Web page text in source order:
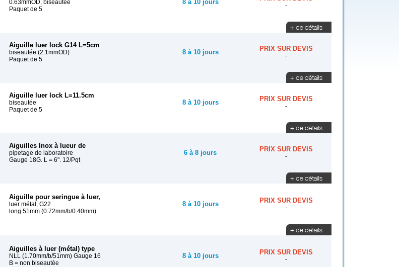
0.63mmOD, biseautée
Paquet de 5
8 à 10 jours -
Aiguille luer lock G14 L=5cm
biseautée (2.1mmOD)
Paquet de 5
8 à 10 jours PRIX SUR DEVIS
-
Aiguille luer lock L=11.5cm
biseautée
Paquet de 5
8 à 10 jours PRIX SUR DEVIS
-
Aiguilles Inox à lueur de
pipetage de laboratoire
Gauge 18G. L = 6". 12/Pqt
6 à 8 jours PRIX SUR DEVIS
-
Aiguille pour seringue à luer,
luer métal, G22
long 51mm (0.72mm/b/0.40mm)
8 à 10 jours PRIX SUR DEVIS
-
Aiguilles à luer (métal) type
NLL (1.70mm/b/51mm) Gauge 16
B = non biseautée
8 à 10 jours PRIX SUR DEVIS
-